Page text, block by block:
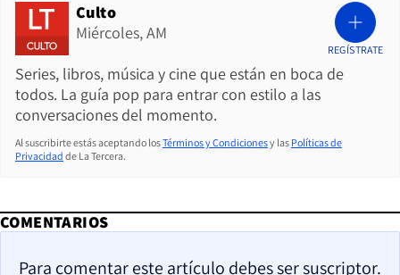
Culto
Miércoles, AM
Series, libros, música y cine que están en boca de
todos. La guía pop para entrar con estilo a las
conversaciones del momento.
REGÍSTRATE
Al suscribirte estás aceptando losTérminos y Condicionesy las Políticas de
Privacidad de La Tercera.
COMENTARIOS
Para comentar este artículo debes ser suscriptor.